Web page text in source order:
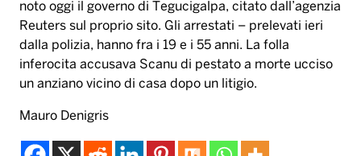
noto oggi il governo di Tegucigalpa, citato dall’agenzia
Reuters sul proprio sito. Gli arrestati – prelevati ieri
dalla polizia, hanno fra i 19 e i 55 anni. La folla
inferocita accusava Scanu di pestato a morte ucciso
un anziano vicino di casa dopo un litigio.
Mauro Denigris